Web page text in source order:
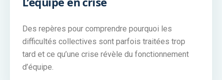
Des repères pour comprendre pourquoi les
difficultés collectives sont parfois traitées trop
tard et ce qu’une crise révèle du fonctionnement
d’équipe.